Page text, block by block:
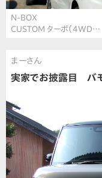
N-BOX
CUSTOM ターボ（4WD…
まーさん
実家でお披露目 バ